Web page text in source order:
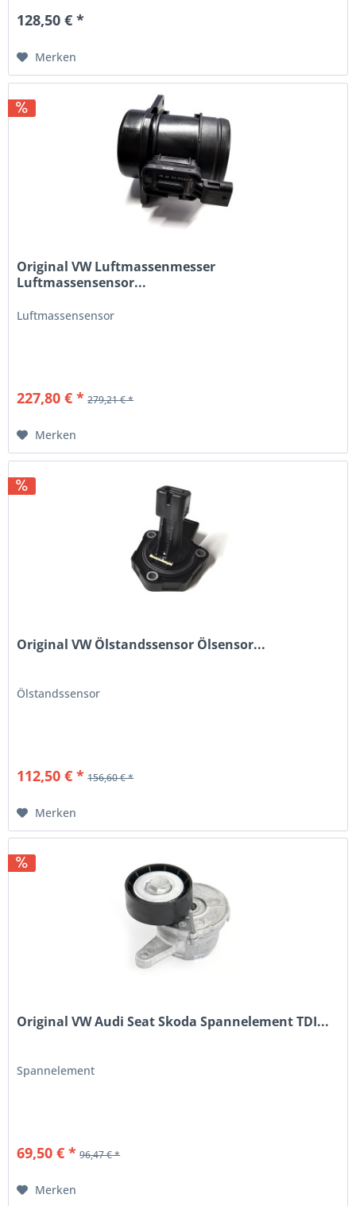
128,50 € *
Merken
Original VW Luftmassenmesser
Luftmassensensor...
Luftmassensensor
227,80 € * 279,21 € *
Merken
Original VW Ölstandssensor Ölsensor...
Ölstandssensor
112,50 € * 156,60 € *
Merken
Original VW Audi Seat Skoda Spannelement TDI...
Spannelement
69,50 € * 96,47 € *
Merken